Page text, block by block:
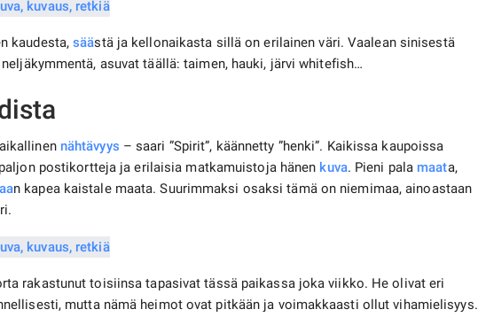
kaudesta,säästä ja kellonaikasta sillä on erilainen väri. Vaalean sinisestä
asuvat täällä: taimen, hauki, järvi whitefish…
nähtävyys – saari ”Spirit”, käännetty ”henki”. Kaikissa kaupoissa
postikortteja ja erilaisia ​​matkamuistoja hänen kuva. Pieni pala maata,
n kapea kaistale maata. Suurimmaksi osaksi tämä on niemimaa, ainoastaan ​​
rakastunut toisiinsa tapasivat tässä paikassa joka viikko. He olivat eri
mutta nämä heimot ovat pitkään ja voimakkaasti ollut vihamielisyys.